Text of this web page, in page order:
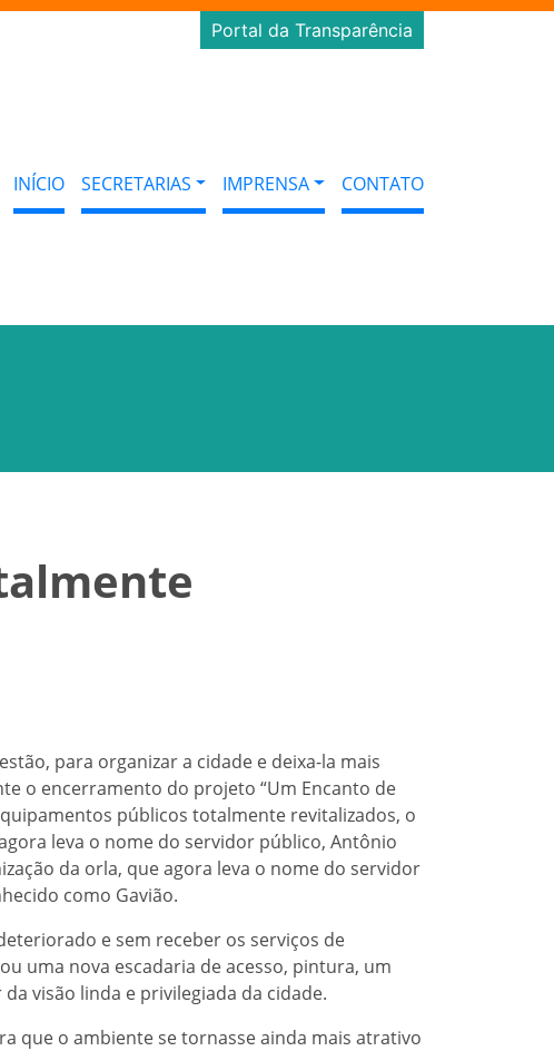
Portal da Transparência
INÍCIO SECRETARIAS IMPRENSA CONTATO
para organizar a cidade e deixa-la mais
o encerramento do projeto “Um Encanto de
públicos totalmente revitalizados, o
leva o nome do servidor público, Antônio
da orla, que agora leva o nome do servidor
como Gavião.
e sem receber os serviços de
uma nova escadaria de acesso, pintura, um
visão linda e privilegiada da cidade.
que o ambiente se tornasse ainda mais atrativo